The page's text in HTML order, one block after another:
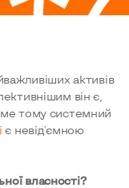
активів
він є,
тому системний
є невід'ємною
власності?